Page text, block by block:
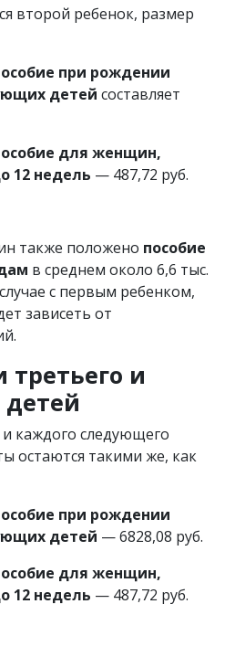
второй ребенок, размер
при рождении
детей составляет
для женщин,
12 недель — 487,72 руб.
также положено пособие
в среднем около 6,6 тыс.
с первым ребенком,
зависеть от
и
каждого следующего
остаются такими же, как
при рождении
детей — 6828,08 руб.
для женщин,
12 недель — 487,72 руб.